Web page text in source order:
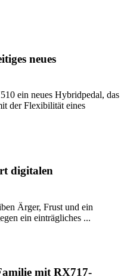
neues
ein neues Hybridpedal, das
der Flexibilität eines
digitalen
Ärger, Frust und ein
ein einträgliches ...
mit RX717-